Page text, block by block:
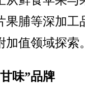
果脯等深加工
加值领域探索
味”品牌